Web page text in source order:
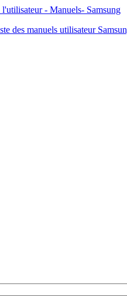
- Manuels- Samsung
des manuels utilisateur